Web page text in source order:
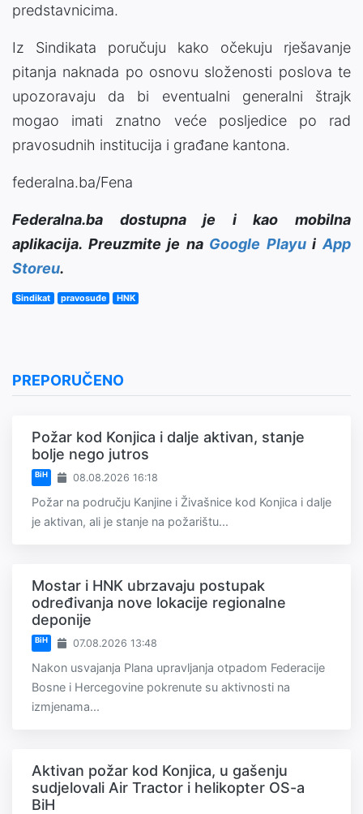
predstavnicima.
Iz Sindikata poručuju kako očekuju rješavanje
pitanja naknada po osnovu složenosti poslova te
upozoravaju da bi eventualni generalni štrajk
mogao imati znatno veće posljedice po rad
pravosudnih institucija i građane kantona.
federalna.ba/Fena
Federalna.ba dostupna je i kao mobilna
aplikacija. Preuzmite je na Google PlayuiApp
Storeu.
Sindikat pravosuđe HNK
PREPORUČENO
Požar kod Konjica i dalje aktivan, stanje
bolje nego jutros
BiH 08.08.2026 16:18
Požar na području Kanjine i Živašnice kod Konjica i dalje
je aktivan, ali je stanje na požarištu...
Mostar i HNK ubrzavaju postupak
određivanja nove lokacije regionalne
deponije
BiH 07.08.2026 13:48
Nakon usvajanja Plana upravljanja otpadom Federacije
Bosne i Hercegovine pokrenute su aktivnosti na
izmjenama...
Aktivan požar kod Konjica, u gašenju
sudjelovali Air Tractor i helikopter OS-a
BiH